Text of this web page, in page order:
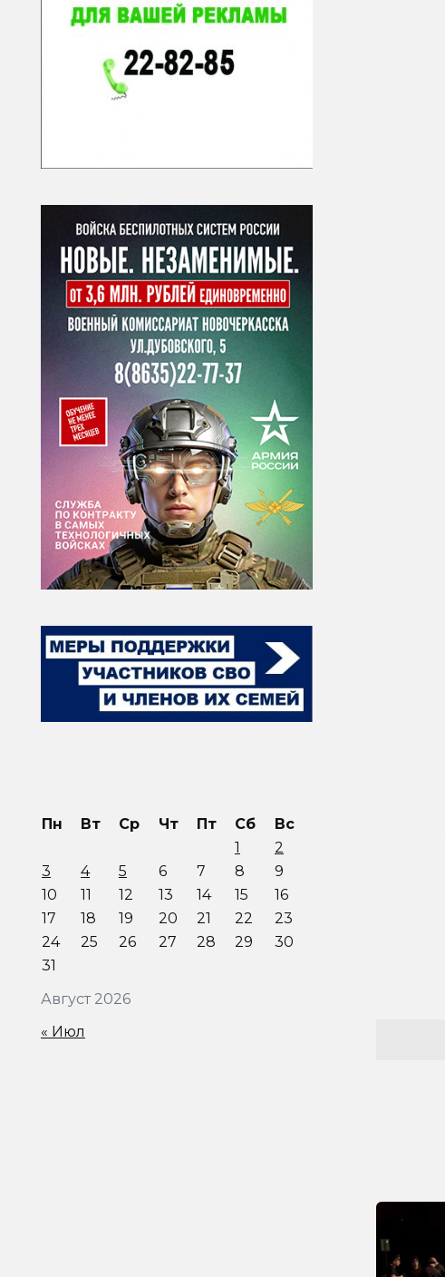
Август 2026
Пн Вт Ср Чт Пт Сб
Вс
1
2
3
4 5 6 7 8
9
10
11 12 13 14 15
16
17
18 19 20 21 22
23
24
25 26 27 28 29
30
31
« Июл